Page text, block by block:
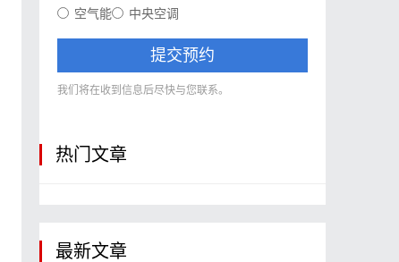
空气能
中央空调
提交预约
我们将在收到信息后尽快与您联系。
热门文章
最新文章